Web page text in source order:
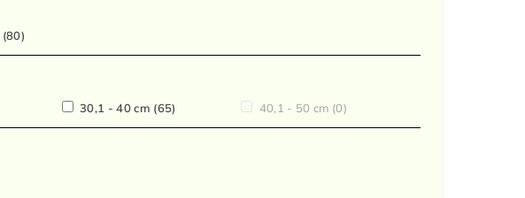
(80)
30,1 - 40 cm (65) 40,1 - 50 cm (0)